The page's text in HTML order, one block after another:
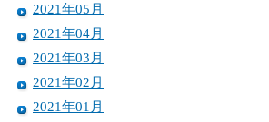
2021年05月
2021年04月
2021年03月
2021年02月
2021年01月